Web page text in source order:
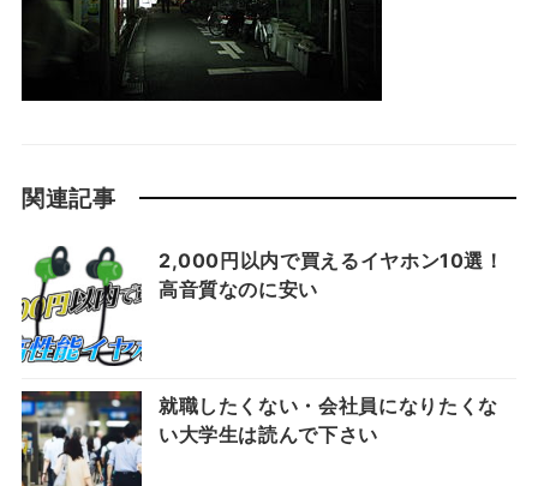
関連記事
2,000円以内で買えるイヤホン10選！
高音質なのに安い
就職したくない・会社員になりたくな
い大学生は読んで下さい